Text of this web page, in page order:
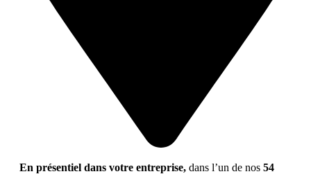
En présentiel dans votre entreprise, dans l’un de nos 54